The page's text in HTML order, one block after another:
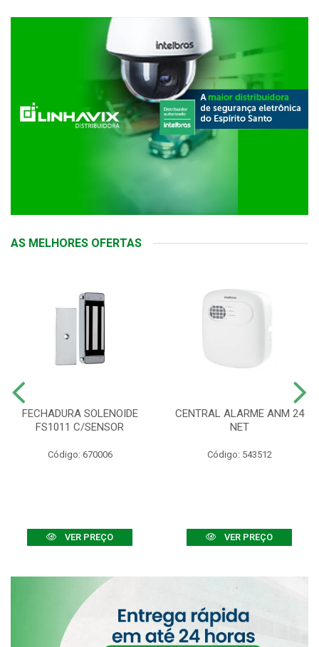
AS MELHORES OFERTAS
FECHADURA SOLENOIDE
FS1011 C/SENSOR
Código: 670006
VER PREÇO
CENTRAL ALARME ANM 24
NET
Código: 543512
VER PREÇO